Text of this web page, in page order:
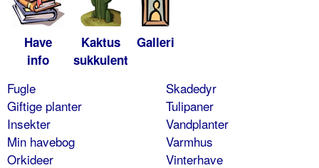
Have
info
Kaktus
sukkulent
Galleri
Fugle
Giftige planter
Insekter
Min havebog
Orkideer
Skadedyr
Tulipaner
Vandplanter
Varmhus
Vinterhave